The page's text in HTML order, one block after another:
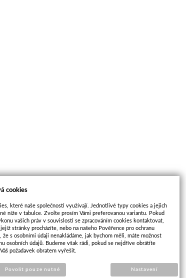
cookies
které naše společnosti využívají. Jednotlivé typy cookies a jejich
níže v tabulce. Zvolte prosím Vámi preferovanou variantu. Pokud
vašich práv v souvislosti se zpracováním cookies kontaktovat,
stránky procházíte, nebo na našeho Pověřence pro ochranu
s osobními údaji nenakládáme, jak bychom měli, máte možnost
osobních údajů. Budeme však rádi, pokud se nejdříve obrátíte
požadavek obratem vyřešit.
Povolit pouze nutné Nastavení